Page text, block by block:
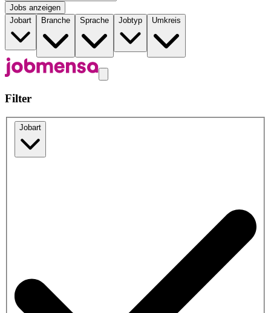
Jobs anzeigen
Jobart
Branche Sprache Jobtyp Umkreis
Filter
Jobart